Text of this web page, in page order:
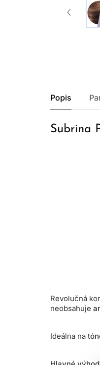
Popis
Subrina
Revolučná
neobsahuje
Ideálna na